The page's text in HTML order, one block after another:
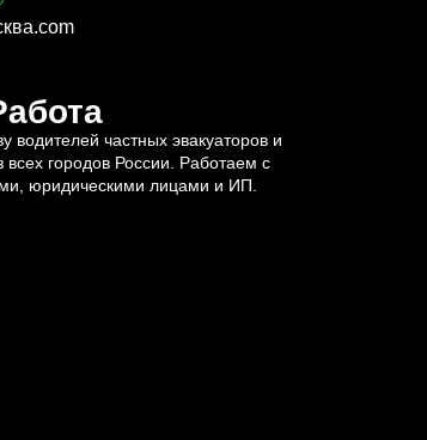
водителей частных эвакуаторов и
городов России. Работаем с
юридическими лицами и ИП.